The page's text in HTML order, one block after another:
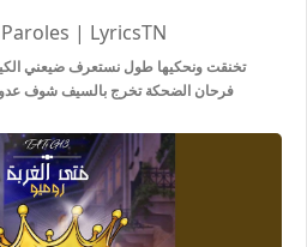
| LyricsTN
فرحان الضحكة تخرج بالسيف شوف